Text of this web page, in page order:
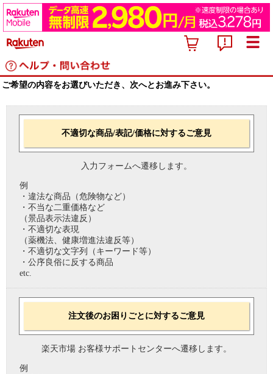
ご希望の内容をお選びいただき、次へとお進み下さい。
不適切な商品/表記/価格に対するご意見
入力フォームへ遷移します。
例
・違法な商品（危険物など）
・不当な二重価格など
（景品表示法違反）
・不適切な表現
（薬機法、健康増進法違反等）
・不適切な文字列（キーワード等）
・公序良俗に反する商品
etc.
注文後のお困りごとに対するご意見
楽天市場 お客様サポートセンターへ遷移します。
例